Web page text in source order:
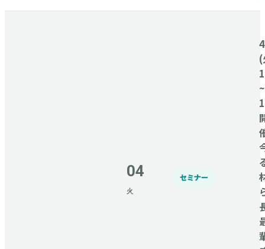
04
火
セミナー
~